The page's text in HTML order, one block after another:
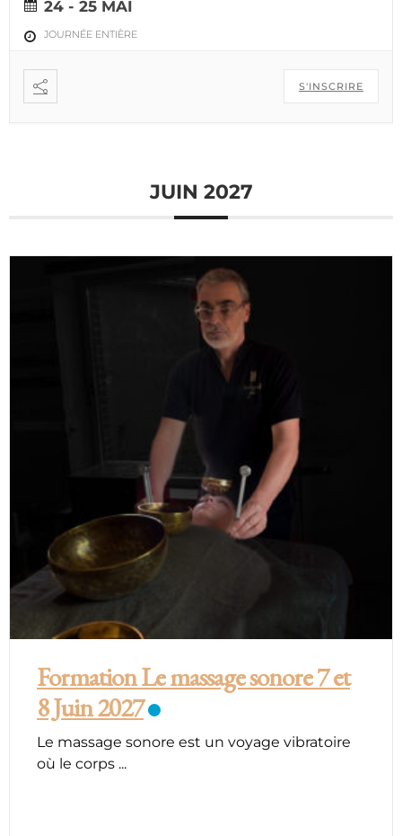
24 - 25 MAI
JOURNÉE ENTIÈRE
S'INSCRIRE
JUIN 2027
Formation Le massage sonore 7 et
8 Juin 2027
Le massage sonore est un voyage vibratoire
où le corps ...